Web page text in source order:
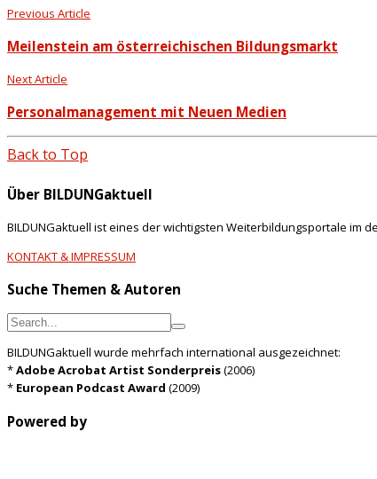
Previous Article
Meilenstein am österreichischen Bildungsmarkt
Next Article
Personalmanagement mit Neuen Medien
Back to Top
Über BILDUNGaktuell
BILDUNGaktuell ist eines der wichtigsten Weiterbildungsportale im
KONTAKT & IMPRESSUM
Suche Themen & Autoren
BILDUNGaktuell wurde mehrfach international ausgezeichnet:
*Adobe Acrobat Artist Sonderpreis(2006)
* European Podcast Award (2009)
Powered by